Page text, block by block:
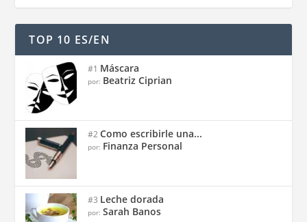
TOP 10 ES/EN
#1 Máscara
por: Beatriz Ciprian
#2Como escribirle una...
por: Finanza Personal
#3 Leche dorada
por:Sarah Banos